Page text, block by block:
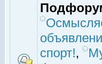
спорт!,